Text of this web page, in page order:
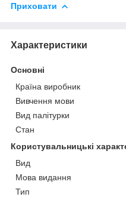
Приховати
Характеристики
Основні
Країна виробник
Вивчення мови
Вид палітурки
Стан
Користувальницькі
Вид
Мова видання
Тип